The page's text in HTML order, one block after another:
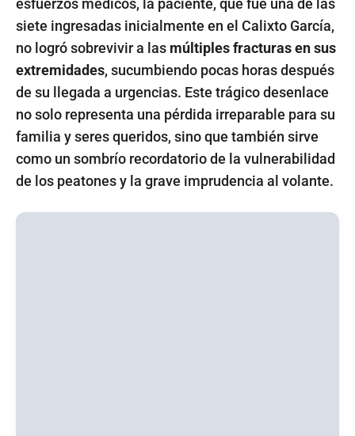
esfuerzos médicos, la paciente, que fue una de las
siete ingresadas inicialmente en el Calixto García,
no logró sobrevivir a las múltiples fracturas en sus
extremidades, sucumbiendo pocas horas después
de su llegada a urgencias. Este trágico desenlace
no solo representa una pérdida irreparable para su
familia y seres queridos, sino que también sirve
como un sombrío recordatorio de la vulnerabilidad
de los peatones y la grave imprudencia al volante.